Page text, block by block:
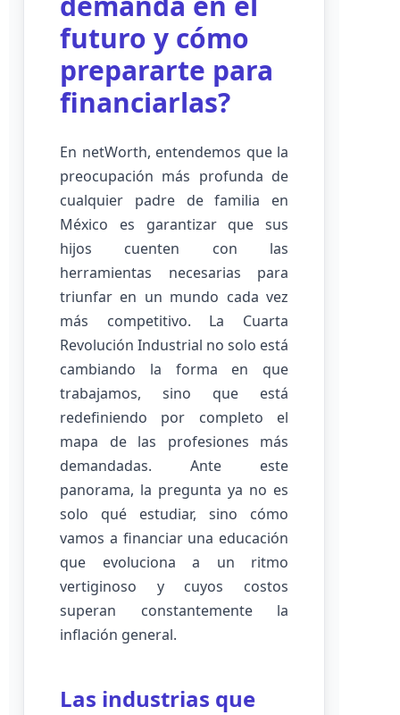
futuro y cómo
prepararte para
financiarlas?
En netWorth, entendemos que la
preocupación más profunda de
cualquier padre de familia en
México es garantizar que sus
hijos cuenten con las
herramientas necesarias para
triunfar en un mundo cada vez
más competitivo. La Cuarta
Revolución Industrial no solo está
cambiando la forma en que
trabajamos, sino que está
redefiniendo por completo el
mapa de las profesiones más
demandadas. Ante este
panorama, la pregunta ya no es
solo qué estudiar, sino cómo
vamos a financiar una educación
que evoluciona a un ritmo
vertiginoso y cuyos costos
superan constantemente la
inflación general.
Las industrias que